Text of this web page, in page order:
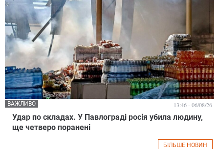
Удар по складах. У Павлограді росія убила людину,
ще четверо поранені
ВАЖЛИВО 13:46 - 06/08/26
БІЛЬШЕ НОВИН